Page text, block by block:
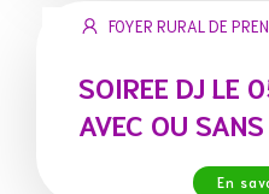
FOYER RURAL DE
SOIREE DJ LE
AVEC OU
En